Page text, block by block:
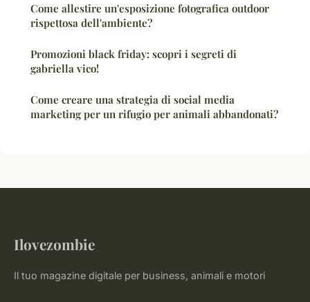
Come allestire un'esposizione fotografica outdoor
rispettosa dell'ambiente?
Promozioni black friday: scopri i segreti di
gabriella vico!
Come creare una strategia di social media
marketing per un rifugio per animali abbandonati?
Ilovezombie
Il tuo magazine digitale per business, animali e motori